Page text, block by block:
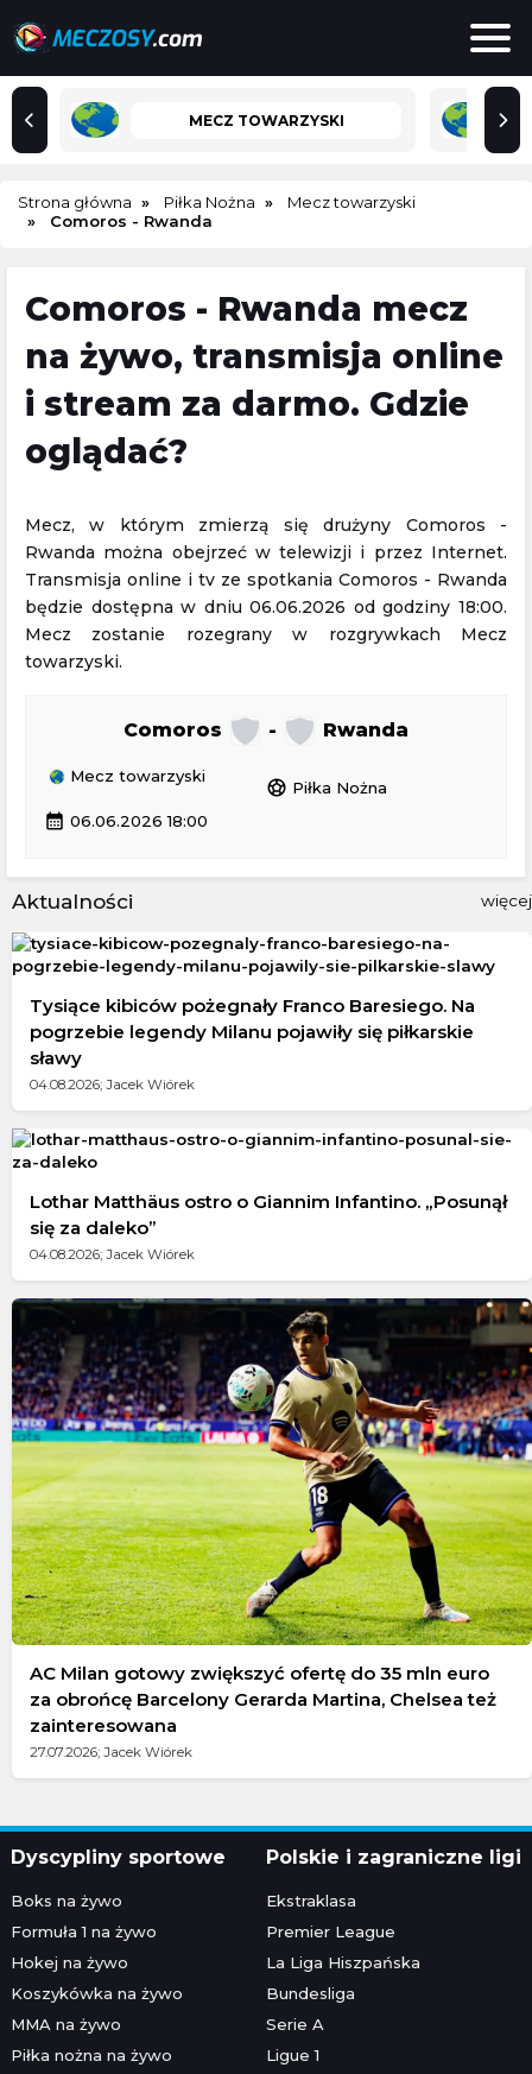
MECZ TOWARZYSKI
Strona główna Piłka Nożna
Mecz towarzyski
Comoros - Rwanda
Comoros - Rwanda mecz
na żywo, transmisja online
i stream za darmo. Gdzie
oglądać?
Mecz, w którym zmierzą się drużyny Comoros -
Rwanda można obejrzeć w telewizji i przez Internet.
Transmisja online i tv ze spotkania Comoros - Rwanda
będzie dostępna w dniu 06.06.2026 od godziny 18:00.
Mecz zostanie rozegrany w rozgrywkach Mecz
towarzyski.
Comoros - Rwanda
Mecz towarzyski
sports_soccer Piłka Nożna
calendar_month 06.06.2026 18:00
Aktualności więcej
Tysiące kibiców pożegnały Franco Baresiego. Na
pogrzebie legendy Milanu pojawiły się piłkarskie
sławy
04.08.2026; Jacek Wiórek
Lothar Matthäus ostro o Giannim Infantino. „Posunął
się za daleko”
04.08.2026; Jacek Wiórek
AC Milan gotowy zwiększyć ofertę do 35 mln euro
za obrońcę Barcelony Gerarda Martina, Chelsea też
zainteresowana
27.07.2026; Jacek Wiórek
Dyscypliny sportowe
Boks na żywo
Formuła 1 na żywo
Hokej na żywo
Koszykówka na żywo
MMA na żywo
Piłka nożna na żywo
Polskie i zagraniczne ligi
Ekstraklasa
Premier League
La Liga Hiszpańska
Bundesliga
Serie A
Ligue 1